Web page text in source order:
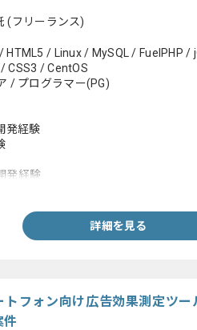
(フリーランス)
HTML5 / Linux / MySQL / FuelPHP
CSS3 / CentOS
/ プログラマー(PG)
発経験
発経験
詳細を見る
トフォン向け広告効果測定ツ
件